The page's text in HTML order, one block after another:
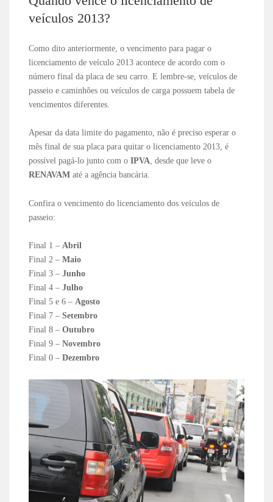
veículos 2013?
Como dito anteriormente, o vencimento para pagar o
licenciamento de veículo 2013 acontece de acordo com o
número final da placa de seu carro. E lembre-se, veículos de
passeio e caminhões ou veículos de carga possuem tabela de
vencimentos diferentes.
Apesar da data limite do pagamento, não é preciso esperar o
mês final de sua placa para quitar o licenciamento 2013, é
possível pagá-lo junto com o IPVA, desde que leve o
RENAVAM até a agência bancária.
Confira o vencimento do licenciamento dos veículos de
passeio:
Final 1 –Abril
Final 2 –Maio
Final 3 –Junho
Final 4 –Julho
Final 5 e 6 –Agosto
Final 7 –Setembro
Final 8 –Outubro
Final 9 – Novembro
Final 0 –Dezembro